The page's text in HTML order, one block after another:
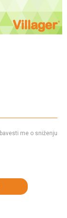
me o sniženju